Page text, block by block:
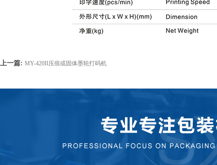
上一篇: MY-420II压痕或固体墨轮打码机